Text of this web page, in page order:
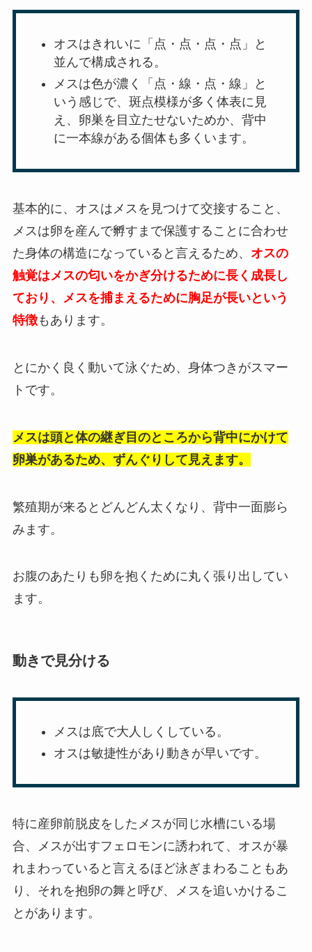
オスはきれいに「点・点・点・点」と
並んで構成される。
メスは色が濃く「点・線・点・線」と
いう感じで、斑点模様が多く体表に見
え、卵巣を目立たせないためか、背中
に一本線がある個体も多くいます。
基本的に、オスはメスを見つけて交接すること、
メスは卵を産んで孵すまで保護することに合わせ
た身体の構造になっていると言えるため、 オスの
触覚はメスの匂いをかぎ分けるために長く成長し
ており、メスを捕まえるために胸足が長いという
特徴もあります。
とにかく良く動いて泳ぐため、身体つきがスマー
トです。
メスは頭と体の継ぎ目のところから背中にかけて
卵巣があるため、ずんぐりして見えます。
繁殖期が来るとどんどん太くなり、背中一面膨ら
みます。
お腹のあたりも卵を抱くために丸く張り出してい
ます。
動きで見分ける
メスは底で大人しくしている。
オスは敏捷性があり動きが早いです。
特に産卵前脱皮をしたメスが同じ水槽にいる場
合、メスが出すフェロモンに誘われて、オスが暴
れまわっていると言えるほど泳ぎまわることもあ
り、それを抱卵の舞と呼び、メスを追いかけるこ
とがあります。